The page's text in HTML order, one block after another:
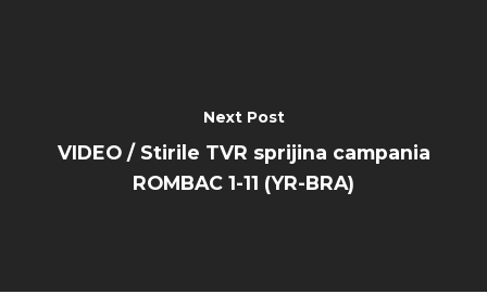
Next Post
VIDEO / Stirile TVR sprijina campania
ROMBAC 1-11 (YR-BRA)